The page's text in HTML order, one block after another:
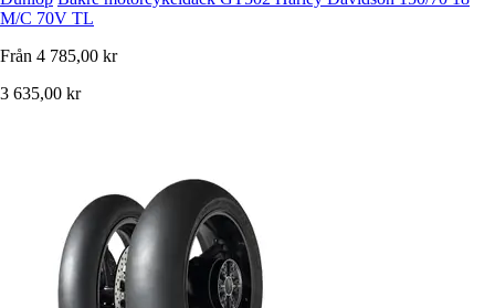
M/C 70V TL
Från 4 785,00 kr
3 635,00 kr